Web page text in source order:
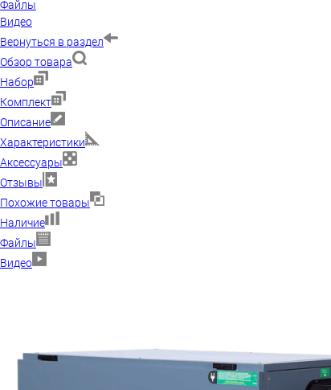
Файлы
Видео
Вернуться в раздел
Обзор товара
Набор
Комплект
Описание
Характеристики
Аксессуары
Отзывы
Похожие товары
Наличие
Файлы
Видео